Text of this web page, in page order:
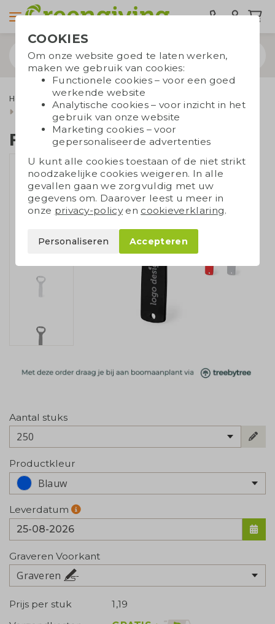
Home & Living
Keuken relatiegeschenken
Overige keukenartikelen
Flesopener gerecycled
Flesopener gerecycled
Aantal stuks
250
Productkleur
Blauw
Leverdatum
Graveren Voorkant
Graveren
Prijs per stuk
1,19
COOKIES
Om onze website goed te laten werken,
maken we gebruik van cookies:
Functionele cookies – voor een goed
werkende website
Analytische cookies – voor inzicht in het
gebruik van onze website
Marketing cookies – voor
gepersonaliseerde advertenties
U kunt alle cookies toestaan of de niet strikt
noodzakelijke cookies weigeren. In alle
gevallen gaan we zorgvuldig met uw
gegevens om. Daarover leest u meer in
onze privacy-policyen cookieverklaring.
Personaliseren Accepteren